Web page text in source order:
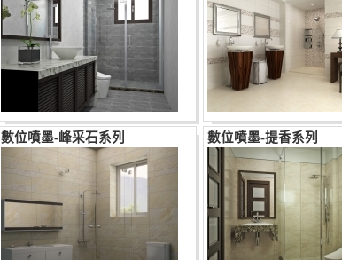
數位噴墨-峰采石系列 數位噴墨-提香系列